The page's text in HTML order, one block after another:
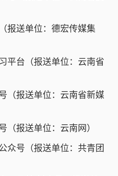
送单位：德宏传媒集
台（报送单位：云南省
报送单位：云南省新媒
报送单位：云南网）
号（报送单位：共青团